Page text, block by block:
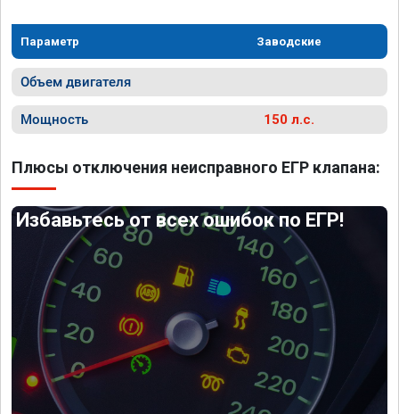
Параметр Заводские
Объем двигателя
Мощность 150 л.с.
Плюсы отключения неисправного ЕГР клапана:
Избавьтесь от всех ошибок по ЕГР!